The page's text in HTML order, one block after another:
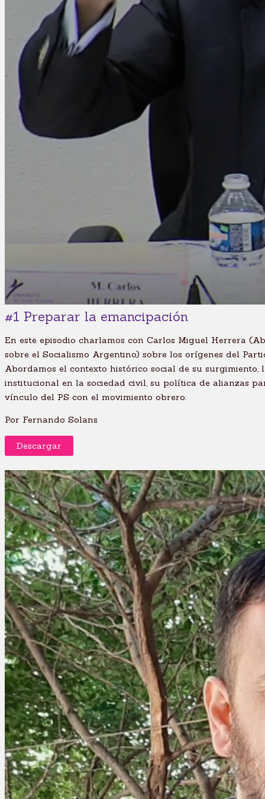
#1 Preparar la emancipación
En este episodio charlamos con Carlos Miguel Herrera
sobre el Socialismo Argentino) sobre los orígenes del
Abordamos el contexto histórico social de su
institucional en la sociedad civil, su política de alianzas
vínculo del PS con el movimiento obrero.
Por Fernando Solans
Descargar